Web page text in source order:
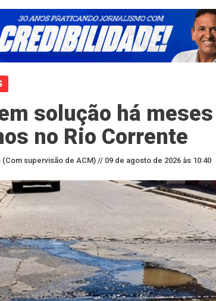
solução há
no Rio Corrente
supervisão de ACM) // 09 de agosto de 2026 às 10:40